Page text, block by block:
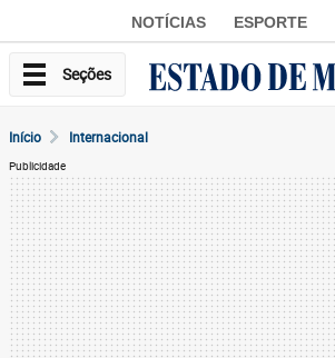
NOTÍCIAS ESPORTE
Seções
Início Internacional
Publicidade